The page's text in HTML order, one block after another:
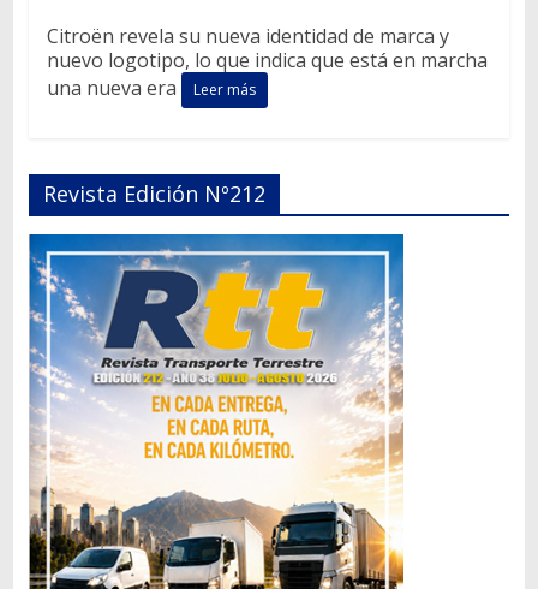
Citroën revela su nueva identidad de marca y
nuevo logotipo, lo que indica que está en marcha
una nueva era
Leer más
Revista Edición Nº212